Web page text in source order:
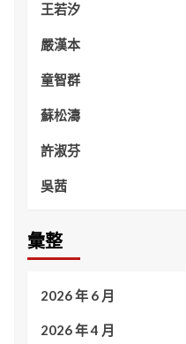
王若汐
嚴漢本
童智群
蘇松濤
許淑芬
吳茜
彙整
2026 年 6 月
2026 年 4 月